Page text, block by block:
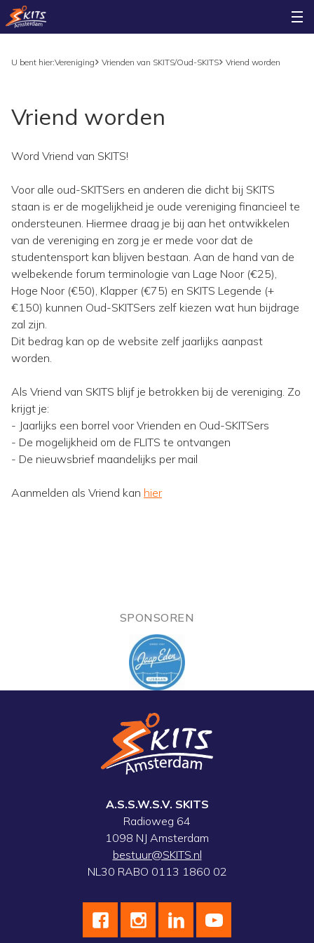
U bent hier:Vereniging Vrienden van SKITS/Oud-SKITS Vriend worden
Vriend worden
Word Vriend van SKITS!
Voor alle oud-SKITSers en anderen die dicht bij SKITS
staan is er de mogelijkheid je oude vereniging financieel te
ondersteunen. Hiermee draag je bij aan het ontwikkelen
van de vereniging en zorg je er mede voor dat de
studentensport kan blijven bestaan. Aan de hand van de
welbekende forum terminologie van Lage Noor (€25),
Hoge Noor (€50), Klapper (€75) en SKITS Legende (+
€150) kunnen Oud-SKITSers zelf kiezen wat hun bijdrage
zal zijn.
Dit bedrag kan op de website zelf jaarlijks aanpast
worden.
Als Vriend van SKITS blijf je betrokken bij de vereniging. Zo
krijgt je:
- Jaarlijks een borrel voor Vrienden en Oud-SKITSers
- De mogelijkheid om de FLITS te ontvangen
- De nieuwsbrief maandelijks per mail
Aanmelden als Vriend kan hier
SPONSOREN
A.S.S.W.S.V. SKITS
Radioweg 64
1098 NJ Amsterdam
bestuur@SKITS.nl
NL30 RABO 0113 1860 02